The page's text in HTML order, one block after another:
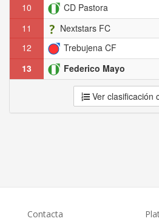
10
CD Pastora
11
Nextstars FC
12
Trebujena CF
13
Federico Mayo
Ver clasificación
Contacta